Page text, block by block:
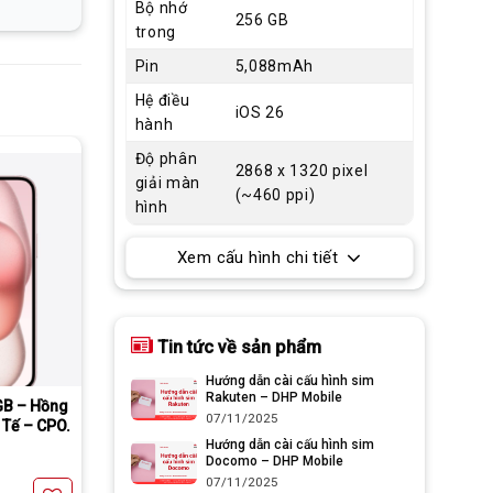
– Hồng
– CPO.
Bộ nhớ
trong
256 GB
Pin
5,088mAh
Hệ điều
hành
iOS 26
Độ phân
giải màn
hình
2868 x 1320 pixel
(~460 ppi)
Xem cấu hình chi tiết
Tin tức về sản phẩm
Hướng dẫn cài cấu hình sim
Rakuten – DHP Mobile
07/11/2025
Hướng dẫn cài cấu hình sim
Docomo – DHP Mobile
07/11/2025